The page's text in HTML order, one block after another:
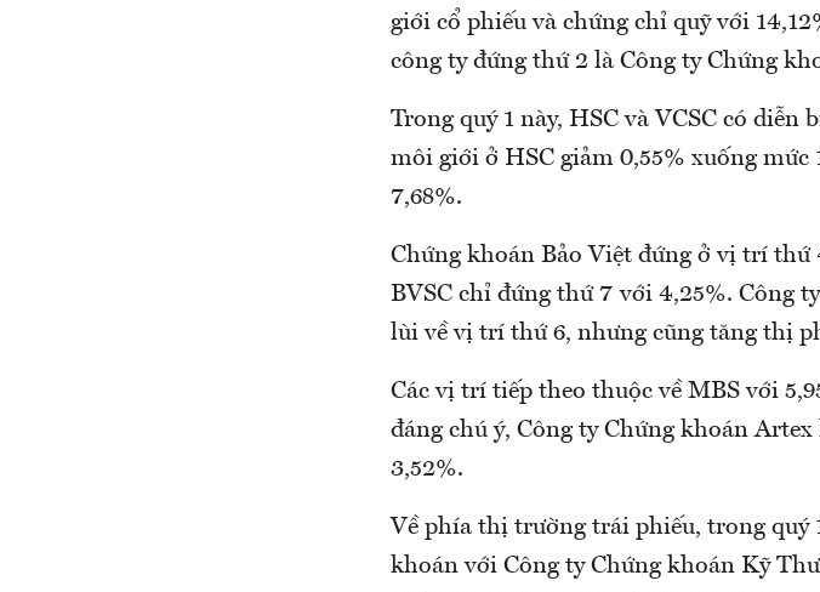
giới cổ phiếu và chứng chỉ quỹ với
công ty đứng thứ 2 là Công ty Chứng
Trong quý 1 này, HSC và VCSC có
môi giới ở HSC giảm 0,55% xuống mức
7,68%.
Chứng khoán Bảo Việt đứng ở vị trí
BVSC chỉ đứng thứ 7 với 4,25%. Công
lùi về vị trí thứ 6, nhưng cũng tăng thị
Các vị trí tiếp theo thuộc về MBS với
đáng chú ý, Công ty Chứng khoán
3,52%.
Về phía thị trường trái phiếu, trong quý
khoán với Công ty Chứng khoán Kỹ